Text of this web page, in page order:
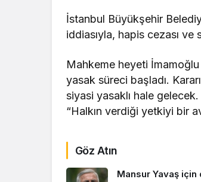
İstanbul Büyükşehir
iddiasıyla, hapis cezası ve
Mahkeme heyeti
yasak süreci başladı.
siyasi yasaklı hale gelecek.
“Halkın verdiği yetkiyi bir
Göz Atın
Mansur Yavaş